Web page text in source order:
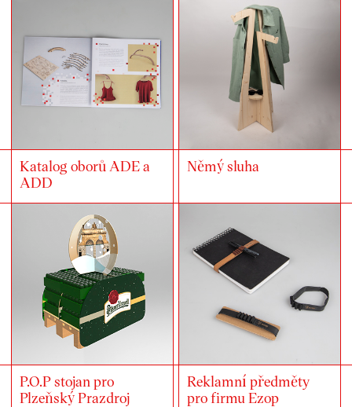
Katalog oborů ADE a
ADD
Němý sluha
P.O.P stojan pro
Plzeňský Prazdroj
Reklamní předměty
pro firmu Ezop